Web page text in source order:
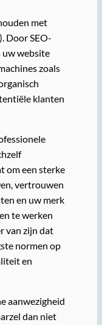
met
Door SEO-
uw website
zoals
klanten
om een sterke
vertrouwen
en uw merk
te werken
van zijn dat
normen op
en
aanwezigheid
dan niet